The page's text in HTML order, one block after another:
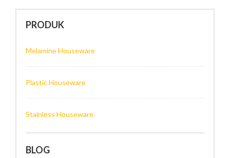
PRODUK
Melamine Houseware
Plastic Houseware
Stainless Houseware
BLOG